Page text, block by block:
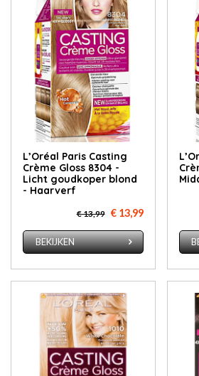
L’Oréal Paris Casting
Crème Gloss 8304 -
Licht goudkoper blond
- Haarverf
€ 13,99 € 13,99
BEKIJKEN